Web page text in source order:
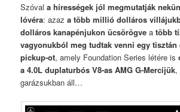
Szóvala hírességek jól megmutatják
lóvéra: azaza több millió dolláros
dolláros kanapénjukon ücsörögve atöbb
vagyonukból meg tudtak venni egy tisztán
pickup-ot, amely Foundation Series létére is
a 4.0L duplaturbós V8-as AMG G-Mercijük,
garázsukban áll…